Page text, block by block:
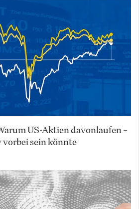
US-Aktien davonlaufen –
sein könnte